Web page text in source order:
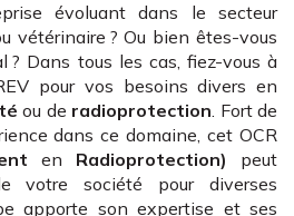
évoluant dans le secteur
vétérinaire ? Ou bien êtes-vous
? Dans tous les cas, fiez-vous à
pour vos besoins divers en
ou de radioprotection. Fort de
dans ce domaine, cet OCR
en Radioprotection) peut
votre société pour diverses
apporte son expertise et ses